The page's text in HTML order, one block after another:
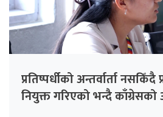
प्रतिष्पर्धीको अन्तर्वार्ता
नियुक्त गरिएको भन्दै काँग्रेसको